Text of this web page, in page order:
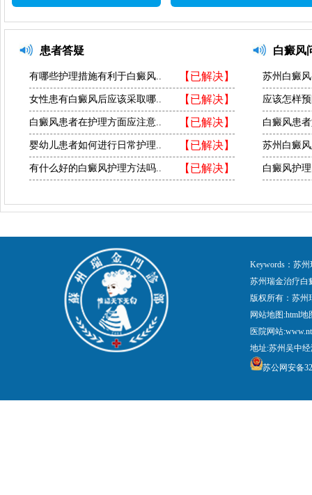
患者答疑
【已解决】
有哪些护理措施有利于白癜风..
【已解决】
女性患有白癜风后应该采取哪..
【已解决】
白癜风患者在护理方面应注意..
【已解决】
婴幼儿患者如何进行日常护理..
【已解决】
有什么好的白癜风护理方法吗..
白癜风
苏州白癜
应该怎样
白癜风患
苏州白癜
白癜风护
Keywords：苏
苏州瑞金治疗白
版权所有：苏
网站地图:html地
医院网站
地址:苏州吴中
苏公网安备